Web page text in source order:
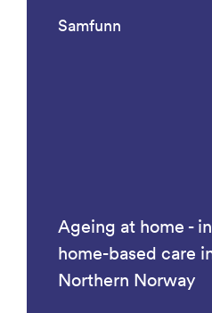
Samfunn
Ageing at home -
home-based care
Northern Norway